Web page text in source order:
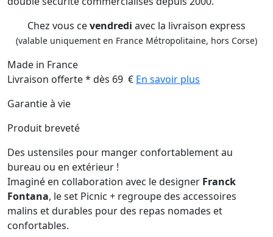
Chez vous cevendredi avec la livraison express
(valable uniquement en France Métropolitaine, hors Corse)
Made in France
Livraison offerte * dès 69 € En savoir plus
Garantie à vie
Produit breveté
Des ustensiles pour manger confortablement au
bureau ou en extérieur !
Imaginé en collaboration avec le designer Franck
Fontana, le set Picnic + regroupe des accessoires
malins et durables pour des repas nomades et
confortables.